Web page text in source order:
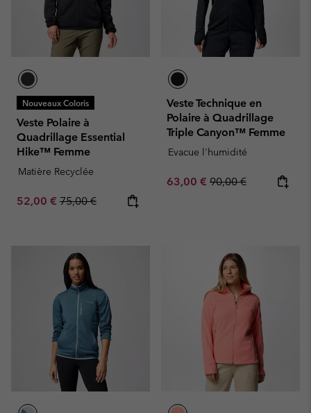
Nouveaux Coloris
Veste Polaire à
Quadrillage Essential
Hike™ Femme
Matière Recyclée
Sale price:
52,00 € Regular price:
75,00 €
Veste Technique en
Polaire à Quadrillage
Triple Canyon™ Femme
Evacue l'humidité
Sale price:
63,00 € Regular price:
90,00 €